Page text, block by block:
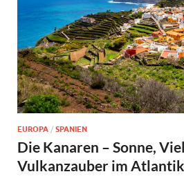
EUROPA / SPANIEN
Die Kanaren – Sonne,
Vulkanzauber im Atlantik